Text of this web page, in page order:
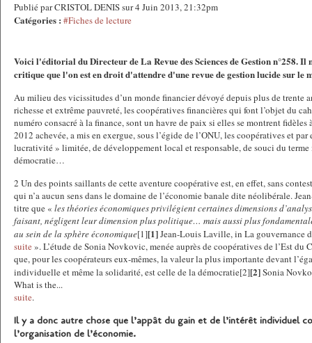
Publié par CRISTOL DENIS sur 4 Juin 2013, 21:32pm
Catégories : #Fiches de lecture
Voici l'éditorial du Directeur de La Revue des Sciences de Gestion n°258. Il
critique que l'on est en droit d'attendre d'une revue de gestion lucide sur le
Au milieu des vicissitudes d’un monde financier dévoyé depuis plus de trente
richesse et extrême pauvreté, les coopératives financières qui font l’objet du
numéro consacré à la finance, sont un havre de paix si elles se montrent fidèles
2012 achevée, a mis en exergue, sous l’égide de l’ONU, les coopératives et
lucrativité » limitée, de développement local et responsable, de souci du
démocratie…
2 Un des points saillants de cette aventure coopérative est, en effet, sans
qui n’a aucun sens dans le domaine de l’économie banale dite néolibérale.
titre que « les théories économiques privilégient certaines dimensions
faisant, négligent leur dimension plus politique… mais aussi plus
au sein de la sphère économique[1][1]Jean-Louis Laville, in La gouvernance
suite». L’étude de Sonia Novkovic, menée auprès de coopératives de l’Est du
que, pour les coopérateurs eux-mêmes, la valeur la plus importante devant
individuelle et même la solidarité, est celle de la démocratie[2][2]Sonia
What is the...
suite.
Il y a donc autre chose que l’appât du gain et de l’intérêt individuel
l’organisation de l’économie.